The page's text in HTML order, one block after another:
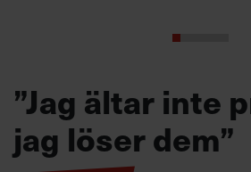
”Jag ältar inte
jag löser dem”